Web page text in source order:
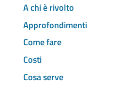
A chi è rivolto
Approfondimenti
Come fare
Costi
Cosa serve